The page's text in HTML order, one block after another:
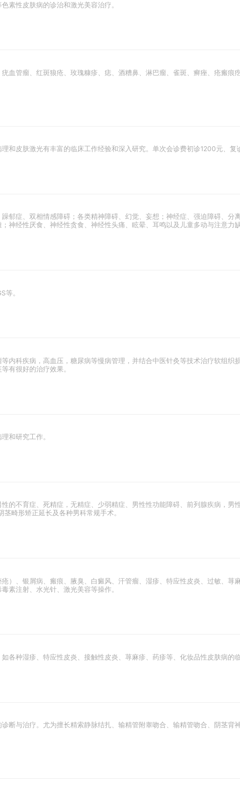
素性皮肤病的诊治和激光美容治疗。
血管瘤、红斑狼疮、玫瑰糠疹、痣、酒糟鼻、淋巴瘤、雀斑、癣痤、疮瘢
和皮肤激光有丰富的临床工作经验和深入研究。单次会诊费初诊1200元、复
郁症、双相情感障碍；各类精神障碍、幻觉、妄想；神经症、强迫障碍、
神经性厌食、神经性贪食、神经性头痛、眩晕、耳鸣以及儿童多动与注意
等。
内科疾病，高血压，糖尿病等慢病管理，并结合中医针灸等技术治疗软组
有很好的治疗效果。
和研究工作。
的不育症、死精症，无精症、少弱精症、男性性功能障碍、前列腺疾病，
畸形矫正延长及各种男科常规手术。
）、银屑病、瘢痕、腋臭、白癜风、汗管瘤、湿疹、特应性皮炎、过敏、
素注射、水光针、激光美容等操作。
各种湿疹、特应性皮炎、接触性皮炎、荨麻疹、药疹等、化妆品性皮肤病的
断与治疗。尤为擅长精索静脉结扎、输精管附睾吻合、输精管吻合、阴茎